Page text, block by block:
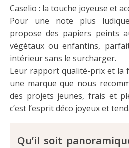
Caselio : la touche joyeuse et
Pour une note plus
propose des papiers peints
végétaux ou enfantins,
intérieur sans le surcharger.
Leur rapport qualité-prix et la
une marque que nous
des projets jeunes, frais et
c’est l’esprit déco joyeux et
Qu’il soit